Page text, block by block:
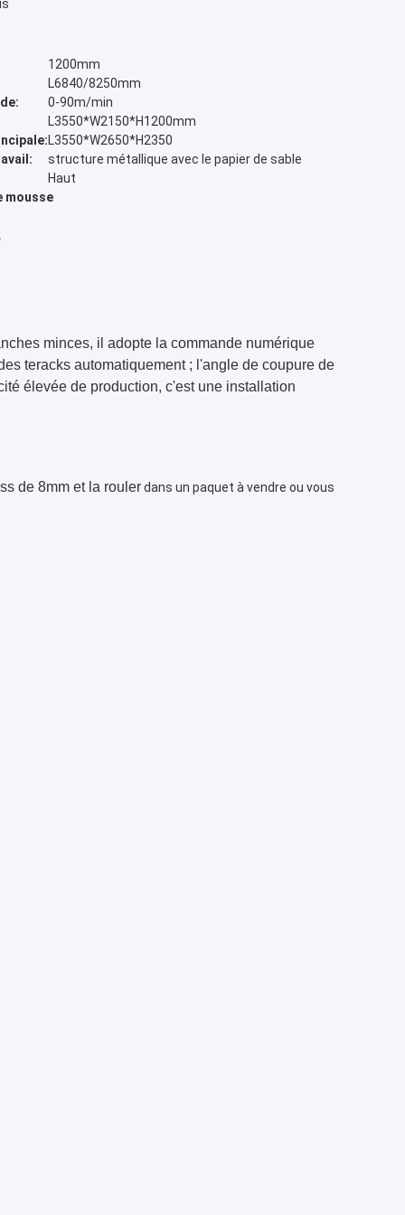
1200mm
L6840/8250mm
0-90m/min
L3550*W2150*H1200mm
L3550*W2650*H2350
structure métallique avec le papier de sable
Haut
mousse
minces, il adopte la commande numérique
teracks automatiquement ; l'angle de coupure de
élevée de production, c'est une installation
de 8mm et la roulerdans un paquet à vendre ou vous